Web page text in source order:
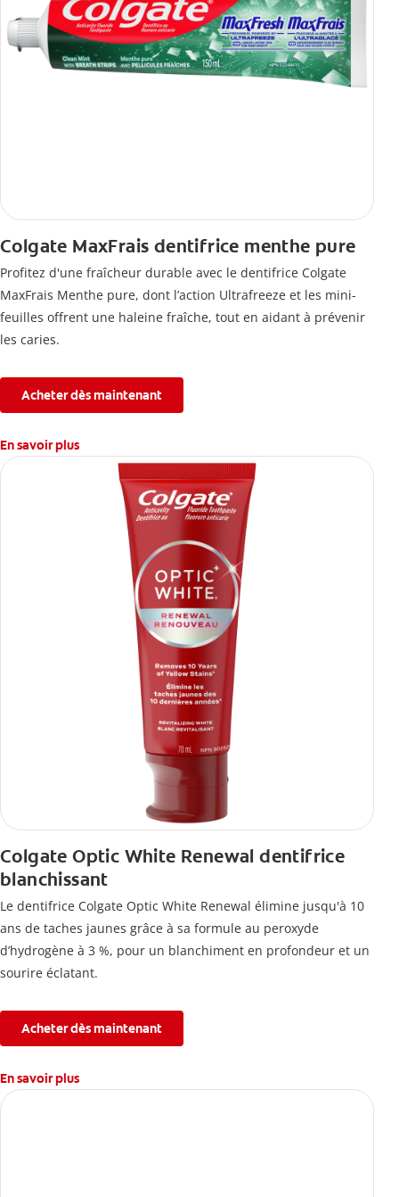
Colgate MaxFrais dentifrice menthe pure
Profitez d'une fraîcheur durable avec le dentifrice Colgate
MaxFrais Menthe pure, dont l’action Ultrafreeze et les mini-
feuilles offrent une haleine fraîche, tout en aidant à prévenir
les caries.
Acheter dès maintenant
En savoir plus
Colgate Optic White Renewal dentifrice
blanchissant
Le dentifrice Colgate Optic White Renewal élimine jusqu'à 10
ans de taches jaunes grâce à sa formule au peroxyde
d’hydrogène à 3 %, pour un blanchiment en profondeur et un
sourire éclatant.
Acheter dès maintenant
En savoir plus